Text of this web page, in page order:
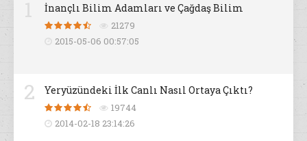
İnançlı Bilim Adamları ve Çağdaş Bilim
21279
2015-05-06 00:57:05
2 Yeryüzündeki İlk Canlı Nasıl Ortaya Çıktı?
19744
2014-02-18 23:14:26